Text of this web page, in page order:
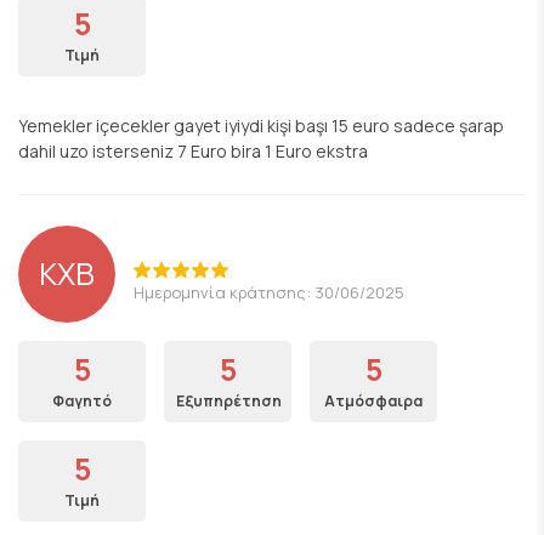
5
Τιμή
Yemekler içecekler gayet iyiydi kişi başı 15 euro sadece şarap
dahil uzo isterseniz 7 Euro bira 1 Euro ekstra
ΚΧΒ Ημερομηνία κράτησης: 30/06/2025
5
Φαγητό
5
Εξυπηρέτηση
5
Ατμόσφαιρα
5
Τιμή